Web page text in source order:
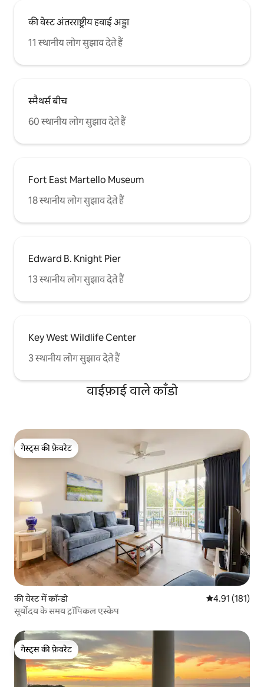
की वेस्ट अंतरराष्ट्रीय हवाई अड्डा
11 स्थानीय लोग सुझाव देते हैं
स्मैथर्स बीच
60 स्थानीय लोग सुझाव देते हैं
Fort East Martello Museum
18 स्थानीय लोग सुझाव देते हैं
Edward B. Knight Pier
13 स्थानीय लोग सुझाव देते हैं
Key West Wildlife Center
3 स्थानीय लोग सुझाव देते हैं
वाईफ़ाई वाले काँडो
गेस्ट्स की फ़ेवरेट
गेस्ट्स की फ़ेवरेट
की वेस्ट में कॉन्डो औसत रेटिंग 5 में से
4.91 (181)
सूर्योदय के समय ट्रॉपिकल एस्केप
गेस्ट्स की फ़ेवरेट
गेस्ट्स की फ़ेवरेट